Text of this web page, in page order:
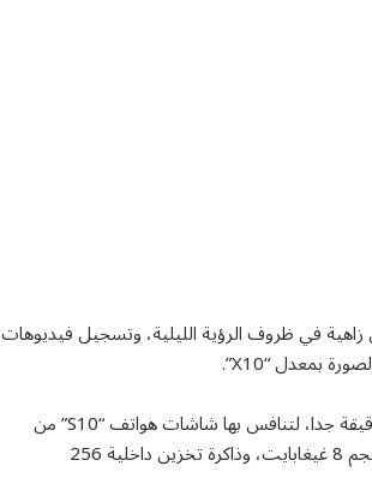
زاهية في ظروف الرؤية الليلية، وتسجيل فيديوهات
كما أضافت “OPPO” لهذا الهاتف شاشة “OLED” عالية الدقة، بحواف رقيقة جدا، لتنافس بها شاشات هواتف “S10” من
“سامسونغ”، ومعالجا ثماني النوى عالي الأداء، وذاكرة وصول عشوائي بحجم 8 غيغابايت، وذاكرة تخزين داخلية 256